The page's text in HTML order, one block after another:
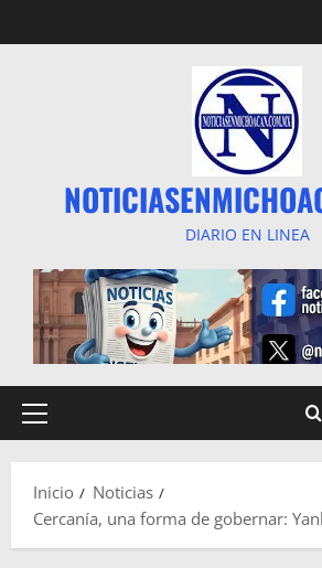
al
DIARIO EN LINEA
Menú
Inicio
Noticias
Cercanía, una forma de gobernar: